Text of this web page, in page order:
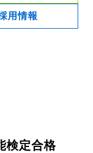
用情報
検定合格